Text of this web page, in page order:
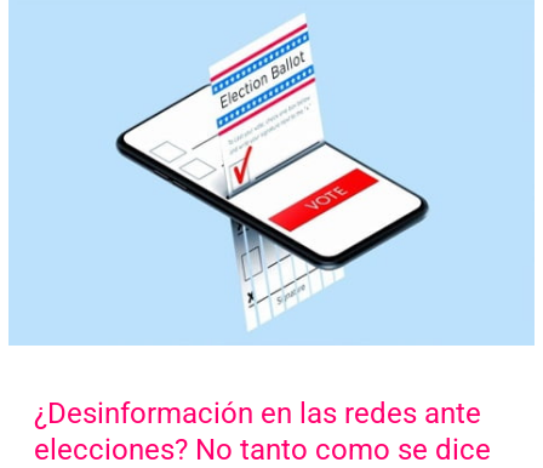
¿Desinformación en las redes ante
elecciones? No tanto como se dice